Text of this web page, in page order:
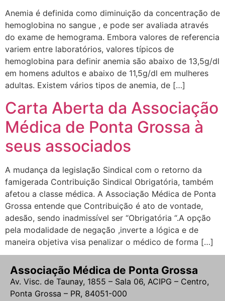
Anemia é definida como diminuição da concentração de
hemoglobina no sangue , e pode ser avaliada através
do exame de hemograma. Embora valores de referencia
variem entre laboratórios, valores típicos de
hemoglobina para definir anemia são abaixo de 13,5g/dl
em homens adultos e abaixo de 11,5g/dl em mulheres
adultas. Existem vários tipos de anemia, de […]
Carta Aberta da Associação
Médica de Ponta Grossa à
seus associados
A mudança da legislação Sindical com o retorno da
famigerada Contribuição Sindical Obrigatória, também
afetou a classe médica. A Associação Médica de Ponta
Grossa entende que Contribuição é ato de vontade,
adesão, sendo inadmissível ser “Obrigatória “.A opção
pela modalidade de negação ,inverte a lógica e de
maneira objetiva visa penalizar o médico de forma […]
Associação Médica de Ponta Grossa
Av. Visc. de Taunay, 1855 – Sala 06, ACIPG – Centro,
Ponta Grossa – PR, 84051-000